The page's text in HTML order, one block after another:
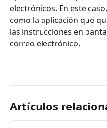
electrónicos. En este
como la aplicación que
las instrucciones en
correo electrónico.
Artículos